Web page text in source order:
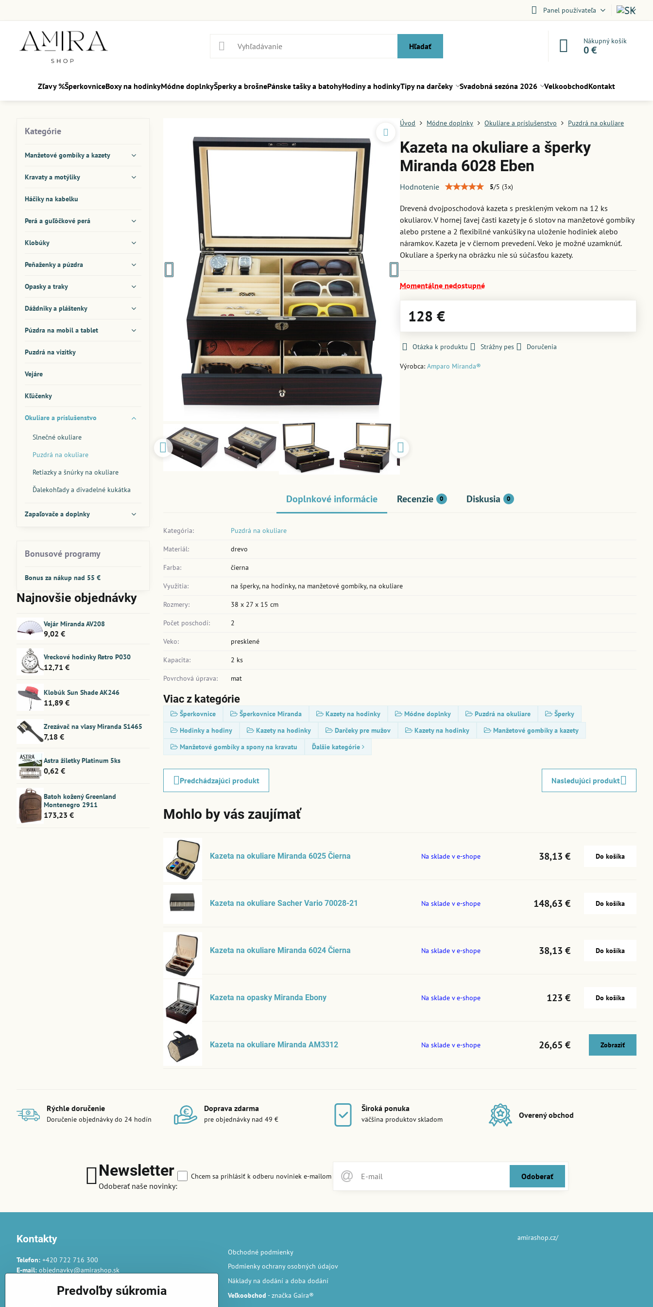
Panel používateľa
Hľadať
Nákupný košík
0 €
Zľavy %ŠperkovniceBoxy na hodinkyMódne doplnkyŠperky a brošnePánske tašky a batohyHodiny a hodinkyTipy na darčeky Svadobná sezóna 2026 VelkoobchodKontakt
Úvod Módne doplnky Okuliare a príslušenstvo Puzdrá na okuliare
Kazeta na okuliare a šperky
Miranda 6028 Eben
Hodnotenie 5/5 (3x)
Drevená dvojposchodová kazeta s preskleným vekom na 12 ks
okuliarov. V hornej ľavej časti kazety je 6 slotov na manžetové gombíky
alebo prstene a 2 flexibilné vankúšiky na uloženie hodiniek alebo
náramkov. Kazeta je v čiernom prevedení. Veko je možné uzamknúť.
Okuliare a šperky na obrázku nie sú súčasťou kazety.
Momentálne nedostupné
128 €
Otázka k produktu Strážny pes Doručenia
Výrobca:Amparo Miranda®
Doplnkové informácie Recenzie 0 Diskusia 0
Kategória: Puzdrá na okuliare
Materiál: drevo
Farba: čierna
Využitia: na šperky, na hodinky, na manžetové gombíky, na okuliare
Rozmery: 38 x 27 x 15 cm
Počet poschodí: 2
Veko: presklené
Kapacita: 2 ks
Povrchová úprava: mat
Viac z kategórie
Šperkovnice Šperkovnice Miranda Kazety na hodinky Módne doplnky Puzdrá na okuliare
Šperky
Hodinky a hodiny
Kazety na hodinky Darčeky pre mužov Kazety na hodinky
Manžetové gombíky a kazety
Manžetové gombíky a spony na kravatu
Ďalšie kategórie
Predchádzajúci produkt Nasledujúci produkt
Mohlo by vás zaujímať
Kazeta na okuliare Miranda 6025 Čierna Na sklade v e-shope 38,13 € Do košíka
Kazeta na okuliare Sacher Vario 70028-21 Na sklade v e-shope 148,63 € Do košíka
Kazeta na okuliare Miranda 6024 Čierna Na sklade v e-shope 38,13 € Do košíka
Kazeta na opasky Miranda Ebony Na sklade v e-shope 123 € Do košíka
Kazeta na okuliare Miranda AM3312 Na sklade v e-shope 26,65 € Zobraziť
Kategórie
Manžetové gombíky a kazety
Kravaty a motýliky
Háčiky na kabelku
Perá a guľôčkové perá
Klobúky
Peňaženky a púzdra
Opasky a traky
Dáždniky a pláštenky
Púzdra na mobil a tablet
Puzdrá na vizitky
Vejáre
Kľúčenky
Okuliare a príslušenstvo
Slnečné okuliare
Puzdrá na okuliare
Retiazky a šnúrky na okuliare
Ďalekohľady a divadelné kukátka
Zapaľovače a doplnky
Bonusové programy
Bonus za nákup nad 55 €
Najnovšie objednávky
Vejár Miranda AV208
9,02 €
Vreckové hodinky Retro P030
12,71 €
Klobúk Sun Shade AK246
11,89 €
Zrezávač na vlasy Miranda S1465
7,18 €
Astra žiletky Platinum 5ks
0,62 €
Batoh kožený Greenland
Montenegro 2911
173,23 €
Rýchle doručenie
Doručenie objednávky do 24 hodín
Doprava zdarma
pre objednávky nad 49 €
Široká ponuka
väčšina produktov skladom Overený obchod
Newsletter
Odoberať naše novinky:
Odoberať
Chcem sa prihlásiť k odberu noviniek e-mailom
Kontakty
Telefon:+420 722 716 300
E-mail:objednavky@amirashop.sk
česky, anglicky, rusky, španělsky, polsky
Obchodné podmienky
Podmienky ochrany osobných údajov
Náklady na dodání a doba dodání
Veľkoobchod - značka Gaira®
amirashop.cz/
Predvoľby súkromia